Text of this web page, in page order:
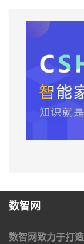
数智网
数智网致力于打